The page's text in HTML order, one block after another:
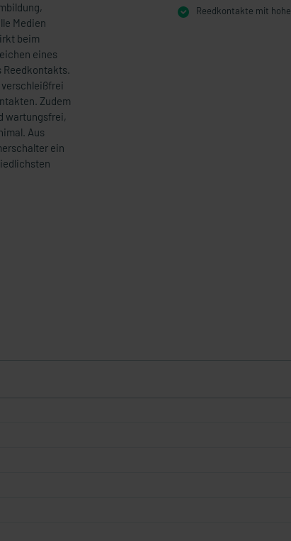
Medien
beim
eines
Reedkontakts.
Zudem
wartungsfrei,
Aus
ein
Reedkontakte mit